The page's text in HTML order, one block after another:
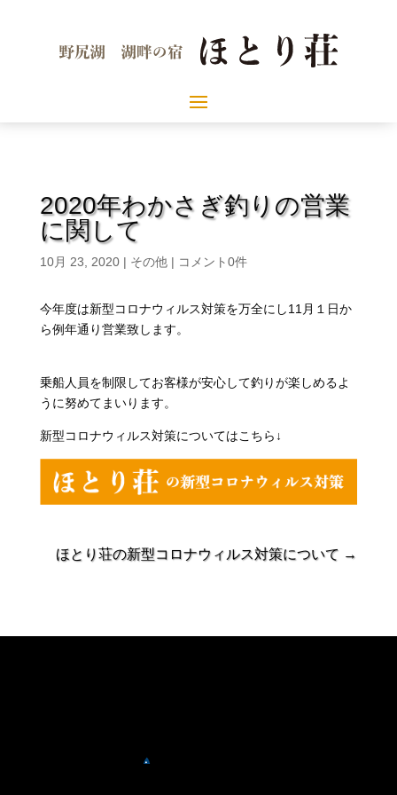
2020年わかさぎ釣りの営業
に関して
10月 23, 2020| その他| コメント0件
今年度は新型コロナウィルス対策を万全にし11月１日か
ら例年通り営業致します。
乗船人員を制限してお客様が安心して釣りが楽しめるよ
うに努めてまいります。
新型コロナウィルス対策についてはこちら↓
ほとり荘の新型コロナウィルス対策について →